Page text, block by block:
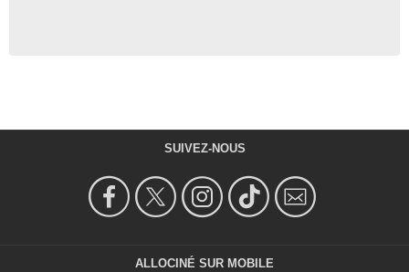
SUIVEZ-NOUS
ALLOCINÉ SUR MOBILE